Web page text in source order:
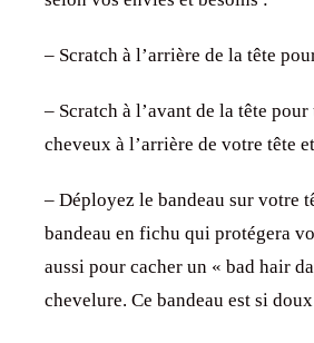
– Scratch à l’arrière de la tête
– Scratch à l’avant de la tête
cheveux à l’arrière de votre tête
– Déployez le bandeau sur votre
bandeau en fichu qui protégera
aussi pour cacher un « bad hair
chevelure. Ce bandeau est si